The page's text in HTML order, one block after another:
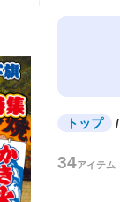
等身大バナー
ロールアップバナー
トップ /
34アイテム